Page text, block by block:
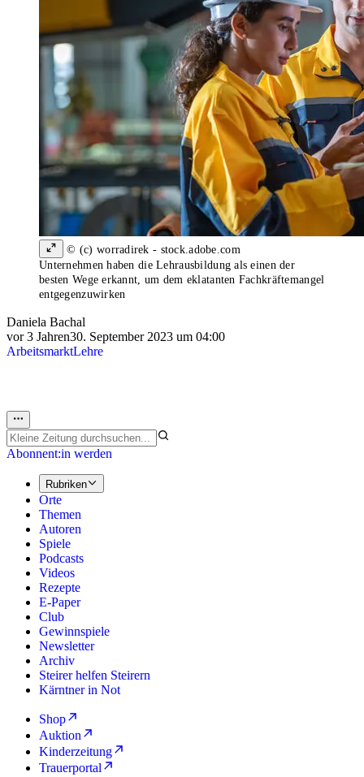
© (c) worradirek - stock.adobe.com
Unternehmen haben die Lehrausbildung als einen der
besten Wege erkannt, um dem eklatanten Fachkräftemangel
entgegenzuwirken
Daniela Bachal
vor 3 Jahren30. September 2023 um 04:00
ArbeitsmarktLehre
Abonnent:in werden
Rubriken
Orte
Themen
Autoren
Spiele
Podcasts
Videos
Rezepte
E-Paper
Club
Gewinnspiele
Newsletter
Archiv
Steirer helfen Steirern
Kärntner in Not
Shop
Auktion
Kinderzeitung
Trauerportal